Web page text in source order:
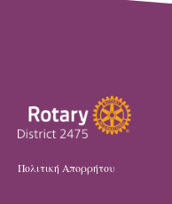
Πολιτική Απορρήτου